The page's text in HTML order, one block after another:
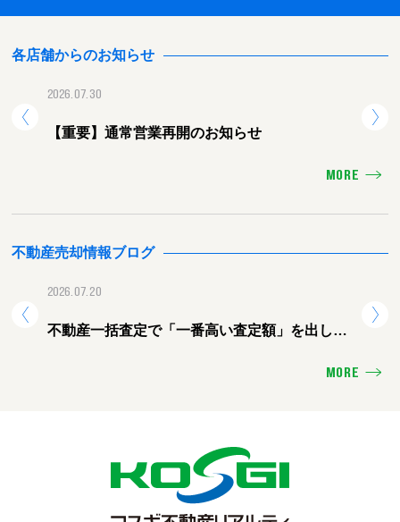
各店舗からのお知らせ
2026.07.30
【重要】通常営業再開のお知らせ
MORE
不動産売却情報ブログ
2026.07.20
不動産一括査定で「一番高い査定額」を出した
MORE